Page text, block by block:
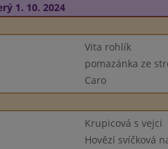
1. 10. 2024
Vita rohlík
pomazánka ze
Caro
Krupicová s vejci
Hovězí svíčková